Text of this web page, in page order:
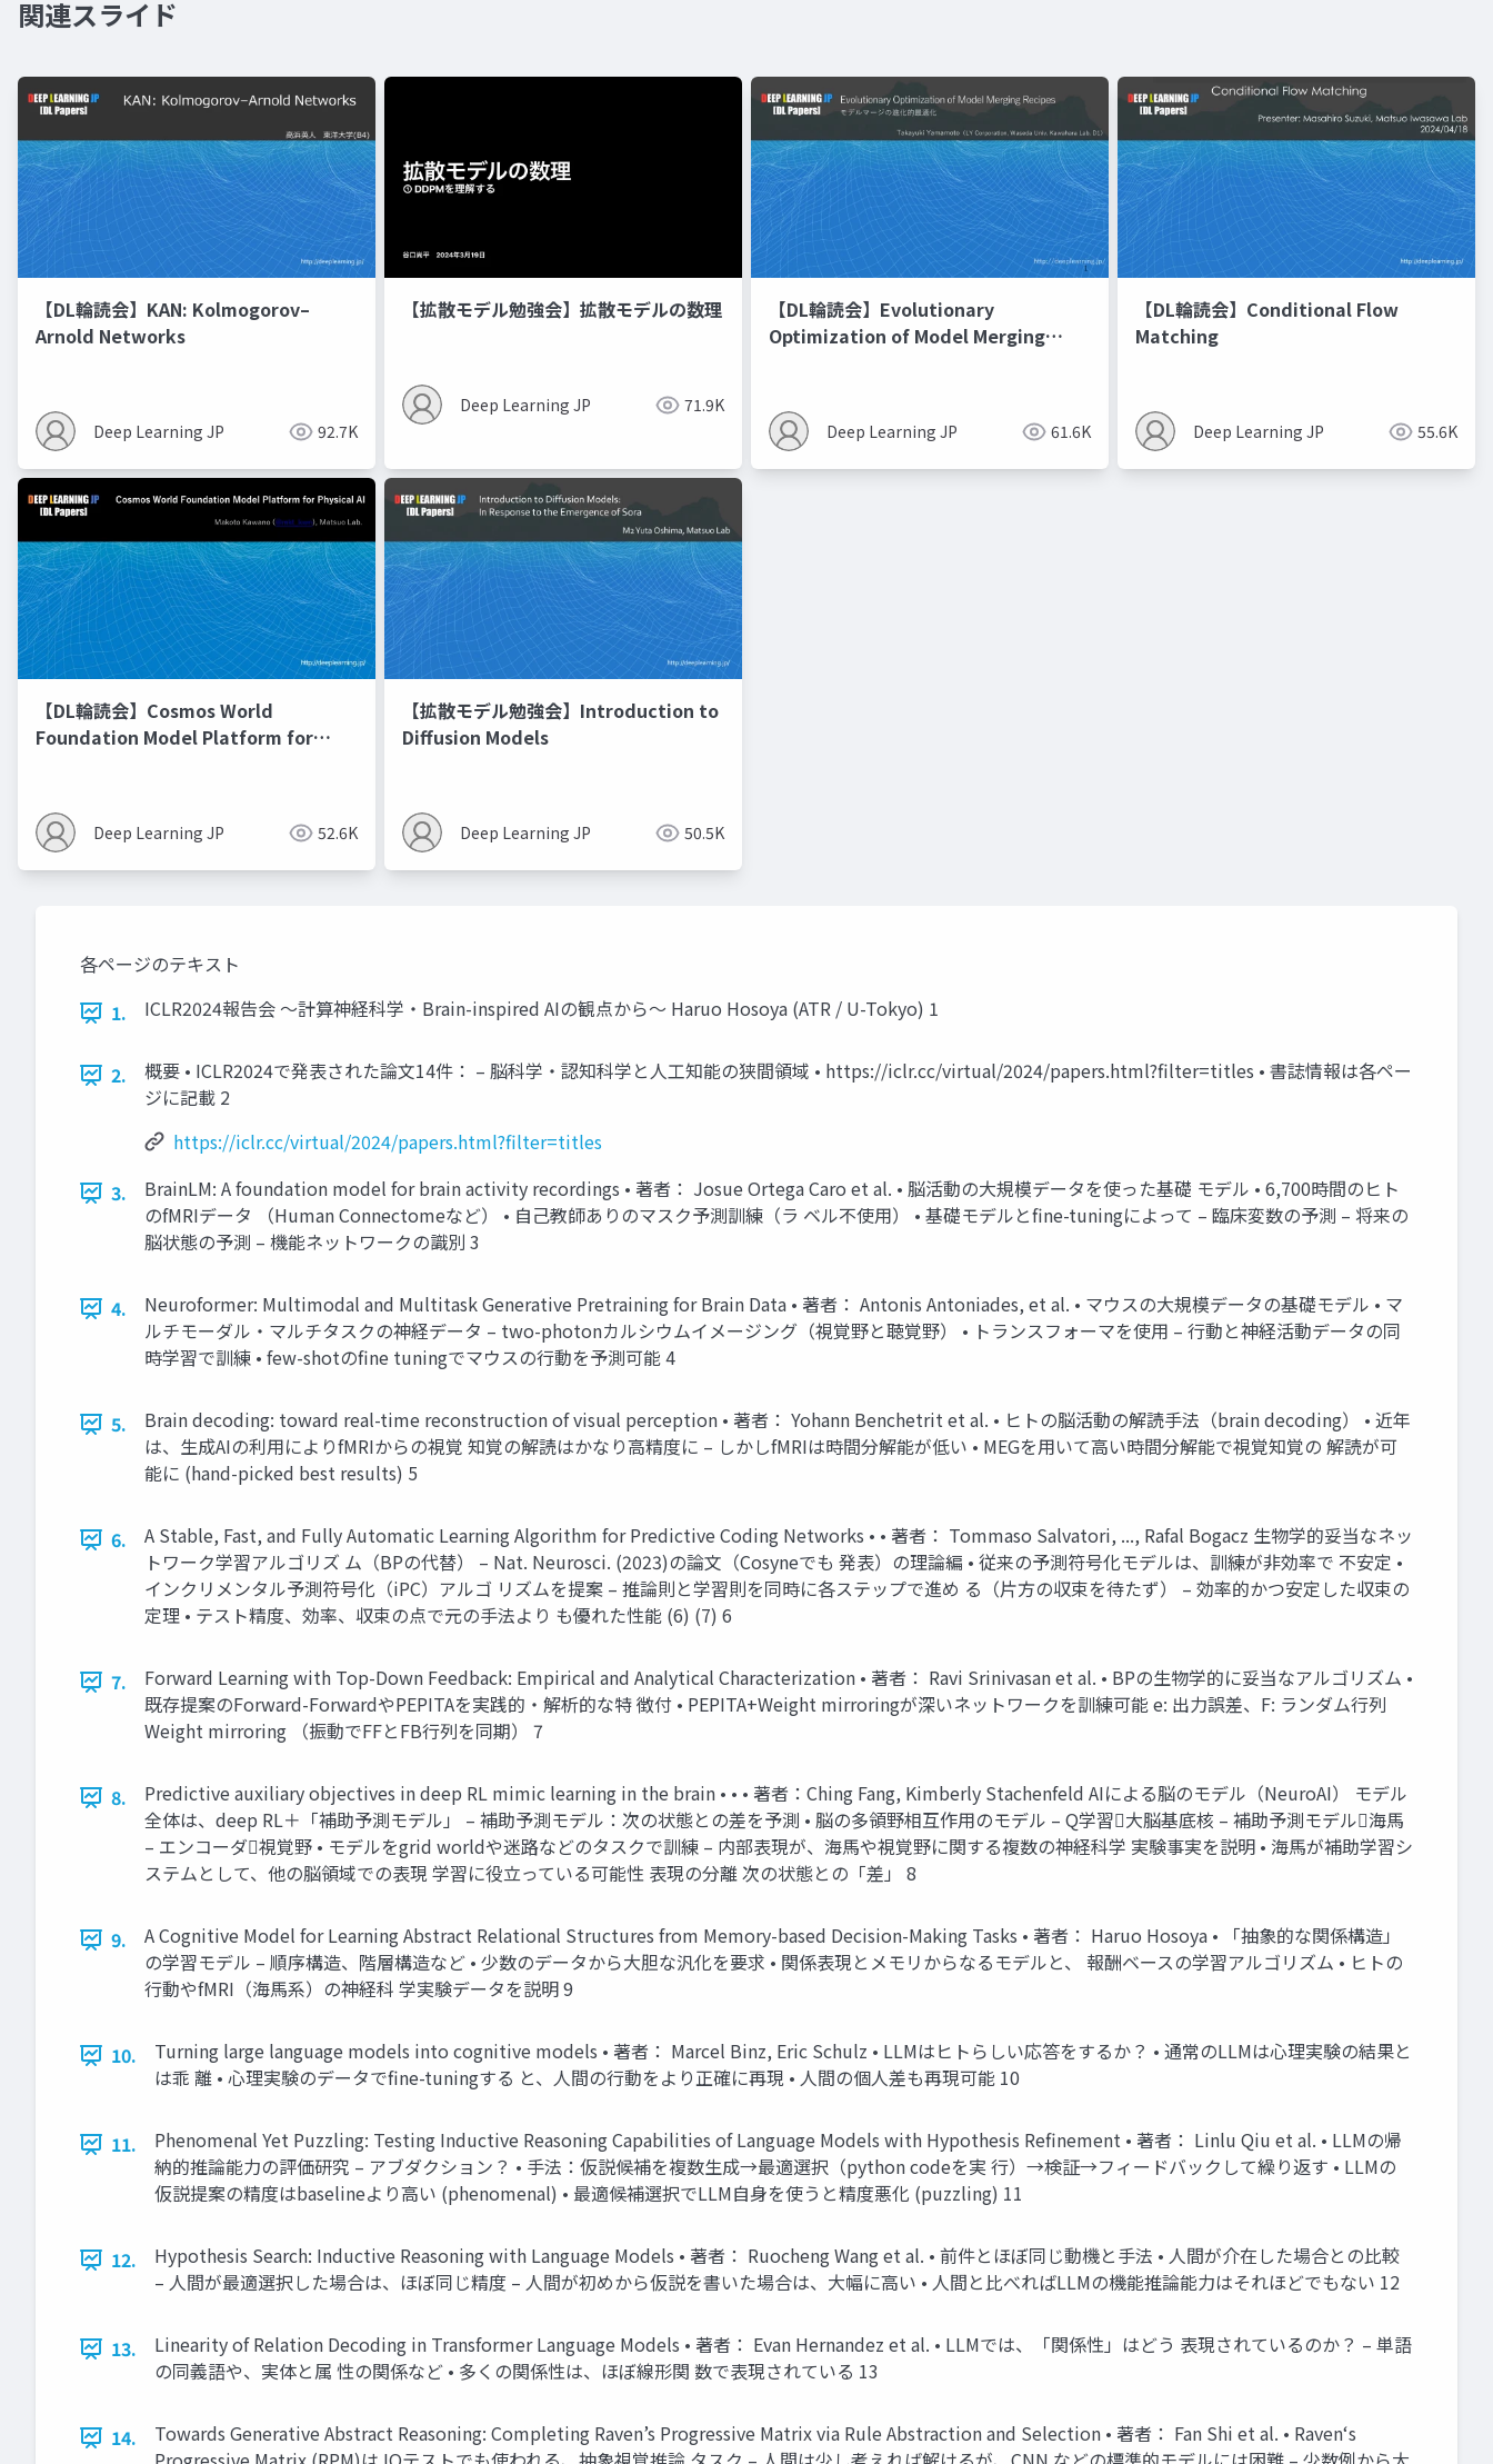
関連スライド
【DL輪読会】KAN: Kolmogorov–
Arnold Networks
Deep Learning JP 92.7K
【拡散モデル勉強会】拡散モデルの数理
Deep Learning JP 71.9K
【DL輪読会】Evolutionary
Optimization of Model Merging
Deep Learning JP 61.6K
【DL輪読会】Conditional Flow
Matching
Deep Learning JP 55.6K
【DL輪読会】Cosmos World
Foundation Model Platform for
Deep Learning JP 52.6K
【拡散モデル勉強会】Introduction to
Diffusion Models
Deep Learning JP 50.5K
各ページのテキスト
1.
ICLR2024報告会 〜計算神経科学・Brain-inspired AIの観点から〜 Haruo Hosoya (ATR / U-Tokyo) 1
2.
概要 • ICLR2024で発表された論文14件： – 脳科学・認知科学と人工知能の狭間領域 • https://iclr.cc/virtual/2024/papers.html?filter=titles • 書誌情報は各ペー
ジに記載 2
https://iclr.cc/virtual/2024/papers.html?filter=titles
3.
BrainLM: A foundation model for brain activity recordings • 著者： Josue Ortega Caro et al. • 脳活動の大規模データを使った基礎 モデル • 6,700時間のヒト
のfMRIデータ （Human Connectomeなど） • 自己教師ありのマスク予測訓練（ラ ベル不使用） • 基礎モデルとfine-tuningによって – 臨床変数の予測 – 将来の
脳状態の予測 – 機能ネットワークの識別 3
4.
Neuroformer: Multimodal and Multitask Generative Pretraining for Brain Data • 著者： Antonis Antoniades, et al. • マウスの大規模データの基礎モデル • マ
ルチモーダル・マルチタスクの神経データ – two-photonカルシウムイメージング（視覚野と聴覚野） • トランスフォーマを使用 – 行動と神経活動データの同
時学習で訓練 • few-shotのfine tuningでマウスの行動を予測可能 4
5.
Brain decoding: toward real-time reconstruction of visual perception • 著者： Yohann Benchetrit et al. • ヒトの脳活動の解読手法（brain decoding） • 近年
は、生成AIの利用によりfMRIからの視覚 知覚の解読はかなり高精度に – しかしfMRIは時間分解能が低い • MEGを用いて高い時間分解能で視覚知覚の 解読が可
能に (hand-picked best results) 5
6.
A Stable, Fast, and Fully Automatic Learning Algorithm for Predictive Coding Networks • • 著者： Tommaso Salvatori, ..., Rafal Bogacz 生物学的妥当なネッ
トワーク学習アルゴリズ ム（BPの代替） – Nat. Neurosci. (2023)の論文（Cosyneでも 発表）の理論編 • 従来の予測符号化モデルは、訓練が非効率で 不安定 •
インクリメンタル予測符号化（iPC）アルゴ リズムを提案 – 推論則と学習則を同時に各ステップで進め る（片方の収束を待たず） – 効率的かつ安定した収束の
定理 • テスト精度、効率、収束の点で元の手法より も優れた性能 (6) (7) 6
7.
Forward Learning with Top-Down Feedback: Empirical and Analytical Characterization • 著者： Ravi Srinivasan et al. • BPの生物学的に妥当なアルゴリズム •
既存提案のForward-ForwardやPEPITAを実践的・解析的な特 徴付 • PEPITA+Weight mirroringが深いネットワークを訓練可能 e: 出力誤差、F: ランダム行列
Weight mirroring （振動でFFとFB行列を同期） 7
8.
Predictive auxiliary objectives in deep RL mimic learning in the brain • • • 著者：Ching Fang, Kimberly Stachenfeld AIによる脳のモデル（NeuroAI） モデル
全体は、deep RL＋「補助予測モデル」 – 補助予測モデル：次の状態との差を予測 • 脳の多領野相互作用のモデル – Q学習大脳基底核 – 補助予測モデル海馬
– エンコーダ視覚野 • モデルをgrid worldや迷路などのタスクで訓練 – 内部表現が、海馬や視覚野に関する複数の神経科学 実験事実を説明 • 海馬が補助学習シ
ステムとして、他の脳領域での表現 学習に役立っている可能性 表現の分離 次の状態との「差」 8
9.
A Cognitive Model for Learning Abstract Relational Structures from Memory-based Decision-Making Tasks • 著者： Haruo Hosoya • 「抽象的な関係構造」
の学習モデル – 順序構造、階層構造など • 少数のデータから大胆な汎化を要求 • 関係表現とメモリからなるモデルと、 報酬ベースの学習アルゴリズム • ヒトの
行動やfMRI（海馬系）の神経科 学実験データを説明 9
10.
Turning large language models into cognitive models • 著者： Marcel Binz, Eric Schulz • LLMはヒトらしい応答をするか？ • 通常のLLMは心理実験の結果と
は乖 離 • 心理実験のデータでfine-tuningする と、人間の行動をより正確に再現 • 人間の個人差も再現可能 10
11.
Phenomenal Yet Puzzling: Testing Inductive Reasoning Capabilities of Language Models with Hypothesis Refinement • 著者： Linlu Qiu et al. • LLMの帰
納的推論能力の評価研究 – アブダクション？ • 手法：仮説候補を複数生成→最適選択（python codeを実 行）→検証→フィードバックして繰り返す • LLMの
仮説提案の精度はbaselineより高い (phenomenal) • 最適候補選択でLLM自身を使うと精度悪化 (puzzling) 11
12.
Hypothesis Search: Inductive Reasoning with Language Models • 著者： Ruocheng Wang et al. • 前件とほぼ同じ動機と手法 • 人間が介在した場合との比較
– 人間が最適選択した場合は、ほぼ同じ精度 – 人間が初めから仮説を書いた場合は、大幅に高い • 人間と比べればLLMの機能推論能力はそれほどでもない 12
13.
Linearity of Relation Decoding in Transformer Language Models • 著者： Evan Hernandez et al. • LLMでは、「関係性」はどう 表現されているのか？ – 単語
の同義語や、実体と属 性の関係など • 多くの関係性は、ほぼ線形関 数で表現されている 13
14.
Towards Generative Abstract Reasoning: Completing Raven’s Progressive Matrix via Rule Abstraction and Selection • 著者： Fan Shi et al. • Raven‘s